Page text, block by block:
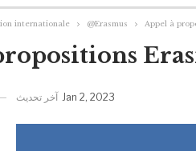
internationale @Erasmus Appel à
آخر تحديث Jan 2, 2023